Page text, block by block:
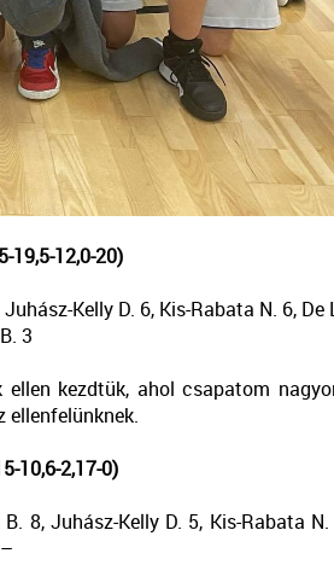
19,5-12,0-20)
Kelly D. 6, Kis-Rabata N. 6, De
3
kezdtük, ahol csapatom
ellenfelünknek.
10,6-2,17-0)
8, Juhász-Kelly D. 5, Kis-Rabata